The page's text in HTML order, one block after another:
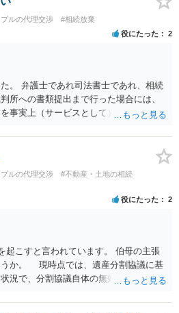
ルの代理交渉 #相続放棄
役にたった 2
。 弁護士であれ司法書士であれ、相続
所への書類提出まで行った場合には、
事実上（サービスとして）行うことは
ルの代理交渉
#不動産・土地の相続
役にたった 2
起こすと言われています。 伯母の主張
うか。 現時点では、遺産分割協議に基
況で、分割協議自体の無効を裁判所が
すが、 ・御祖母様の認知能力に関する